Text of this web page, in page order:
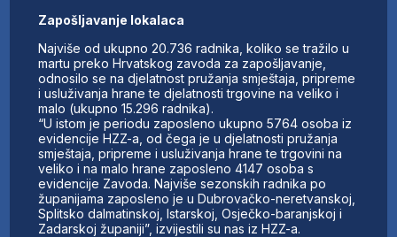
Zapošljavanje lokalaca
Najviše od ukupno 20.736 radnika, koliko se tražilo u
martu preko Hrvatskog zavoda za zapošljavanje,
odnosilo se na djelatnost pružanja smještaja, pripreme
i usluživanja hrane te djelatnosti trgovine na veliko i
malo (ukupno 15.296 radnika).
“U istom je periodu zaposleno ukupno 5764 osoba iz
evidencije HZZ-a, od čega je u djelatnosti pružanja
smještaja, pripreme i usluživanja hrane te trgovini na
veliko i na malo hrane zaposleno 4147 osoba s
evidencije Zavoda. Najviše sezonskih radnika po
županijama zaposleno je u Dubrovačko-neretvanskoj,
Splitsko dalmatinskoj, Istarskoj, Osječko-baranjskoj i
Zadarskoj županiji”, izvijestili su nas iz HZZ-a.